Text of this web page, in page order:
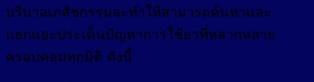
บริบาลเภสัชกรรมจะทำให้สามารถค้นหาและ
แยกแยะประเด็นปัญหาการใช้ยาที่หลากหลาย
ครอบคลุมทุกมิติ ดังนี้